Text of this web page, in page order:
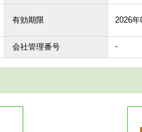
有効期限 2026年
会社管理番号 -